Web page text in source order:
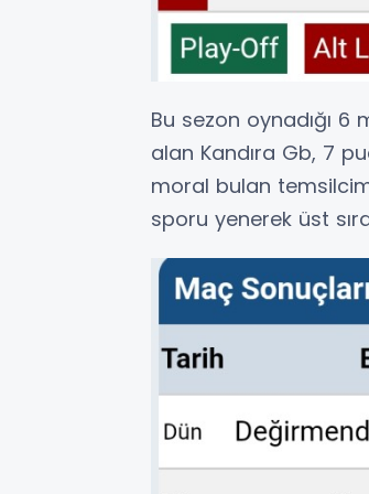
Bu sezon oynadığı
alan Kandıra Gb, 7
moral bulan
sporu yenerek üst